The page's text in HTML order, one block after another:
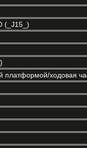
(_J15_)
платформой/ходовая